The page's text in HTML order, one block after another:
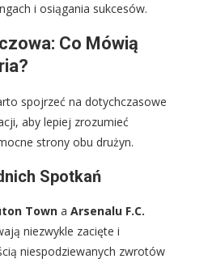
i osiągania sukcesów.
Co Mówią
spojrzeć na dotychczasowe
aby lepiej zrozumieć
strony obu drużyn.
Spotkań
Town a Arsenalu F.C.
niezwykle zacięte i
niespodziewanych zwrotów